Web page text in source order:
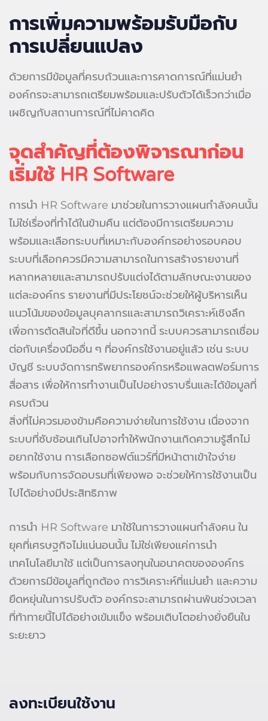
การเพิ่มความพร้อมรับมือกับ
การเปลี่ยนแปลง
ด้วยการมีข้อมูลที่ครบถ้วนและการคาดการณ์ที่แม่นยำ
องค์กรจะสามารถเตรียมพร้อมและปรับตัวได้เร็วกว่าเมื่อ
เผชิญกับสถานการณ์ที่ไม่คาดคิด
จุดสำคัญที่ต้องพิจารณาก่อน
เริ่มใช้ HR Software
การนำ HR Software มาช่วยในการวางแผนกำลังคนนั้น
ไม่ใช่เรื่องที่ทำได้ในข้ามคืน แต่ต้องมีการเตรียมความ
พร้อมและเลือกระบบที่เหมาะกับองค์กรอย่างรอบคอบ
ระบบที่เลือกควรมีความสามารถในการสร้างรายงานที่
หลากหลายและสามารถปรับแต่งได้ตามลักษณะงานของ
แต่ละองค์กร รายงานที่มีประโยชน์จะช่วยให้ผู้บริหารเห็น
แนวโน้มของข้อมูลบุคลากรและสามารถวิเคราะห์เชิงลึก
เพื่อการตัดสินใจที่ดีขึ้น นอกจากนี้ ระบบควรสามารถเชื่อม
ต่อกับเครื่องมืออื่น ๆ ที่องค์กรใช้งานอยู่แล้ว เช่น ระบบ
บัญชี ระบบจัดการทรัพยากรองค์กรหรือแพลตฟอร์มการ
สื่อสาร เพื่อให้การทำงานเป็นไปอย่างราบรื่นและได้ข้อมูลที่
ครบถ้วน
สิ่งที่ไม่ควรมองข้ามคือความง่ายในการใช้งาน เนื่องจาก
ระบบที่ซับซ้อนเกินไปอาจทำให้พนักงานเกิดความรู้สึกไม่
อยากใช้งาน การเลือกซอฟต์แวร์ที่มีหน้าตาเข้าใจง่าย
พร้อมกับการจัดอบรมที่เพียงพอ จะช่วยให้การใช้งานเป็น
ไปได้อย่างมีประสิทธิภาพ
การนำ HR Software มาใช้ในการวางแผนกำลังคน ใน
ยุคที่เศรษฐกิจไม่แน่นอนนั้น ไม่ใช่เพียงแค่การนำ
เทคโนโลยีมาใช้ แต่เป็นการลงทุนในอนาคตขององค์กร
ด้วยการมีข้อมูลที่ถูกต้อง การวิเคราะห์ที่แม่นยำ และความ
ยืดหยุ่นในการปรับตัว องค์กรจะสามารถผ่านพ้นช่วงเวลา
ที่ท้าทายนี้ไปได้อย่างเข้มแข็ง พร้อมเติบโตอย่างยั่งยืนใน
ระยะยาว
ลงทะเบียนใช้งาน